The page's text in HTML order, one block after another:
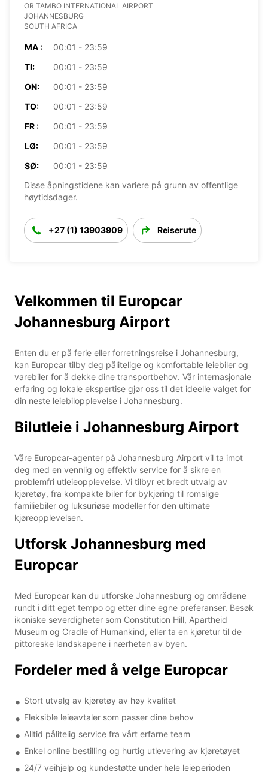
OR TAMBO INTERNATIONAL AIRPORT
JOHANNESBURG
SOUTH AFRICA
MA :
00:01 - 23:59
TI:
00:01 - 23:59
ON:
00:01 - 23:59
TO:
00:01 - 23:59
FR :
00:01 - 23:59
LØ:
00:01 - 23:59
SØ:
00:01 - 23:59
Disse åpningstidene kan variere på grunn av offentlige
høytidsdager.
+27 (1) 13903909 Reiserute
Velkommen til Europcar
Johannesburg Airport
Enten du er på ferie eller forretningsreise i Johannesburg,
kan Europcar tilby deg pålitelige og komfortable leiebiler og
varebiler for å dekke dine transportbehov. Vår internasjonale
erfaring og lokale ekspertise gjør oss til det ideelle valget for
din neste leiebilopplevelse i Johannesburg.
Bilutleie i Johannesburg Airport
Våre Europcar-agenter på Johannesburg Airport vil ta imot
deg med en vennlig og effektiv service for å sikre en
problemfri utleieopplevelse. Vi tilbyr et bredt utvalg av
kjøretøy, fra kompakte biler for bykjøring til romslige
familiebiler og luksuriøse modeller for den ultimate
kjøreopplevelsen.
Utforsk Johannesburg med
Europcar
Med Europcar kan du utforske Johannesburg og områdene
rundt i ditt eget tempo og etter dine egne preferanser. Besøk
ikoniske severdigheter som Constitution Hill, Apartheid
Museum og Cradle of Humankind, eller ta en kjøretur til de
pittoreske landskapene i nærheten av byen.
Fordeler med å velge Europcar
Stort utvalg av kjøretøy av høy kvalitet
Fleksible leieavtaler som passer dine behov
Alltid pålitelig service fra vårt erfarne team
Enkel online bestilling og hurtig utlevering av kjøretøyet
24/7 veihjelp og kundestøtte under hele leieperioden